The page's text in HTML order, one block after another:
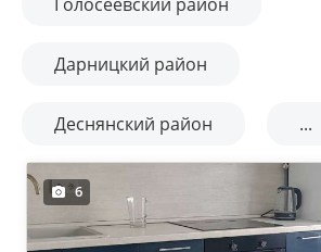
Дарницкий район
Деснянский район ...
6